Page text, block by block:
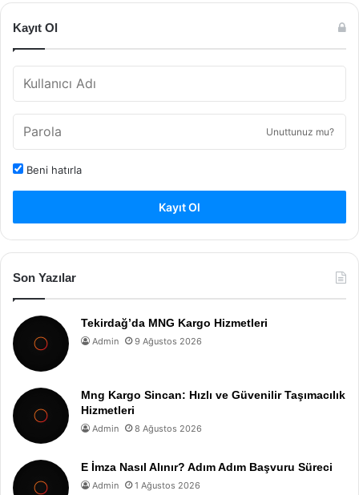
Kayıt Ol
Unuttunuz mu?
Beni hatırla
Kayıt Ol
Son Yazılar
Tekirdağ’da MNG Kargo Hizmetleri
Admin 9 Ağustos 2026
Mng Kargo Sincan: Hızlı ve Güvenilir Taşımacılık
Hizmetleri
Admin 8 Ağustos 2026
E İmza Nasıl Alınır? Adım Adım Başvuru Süreci
Admin 1 Ağustos 2026